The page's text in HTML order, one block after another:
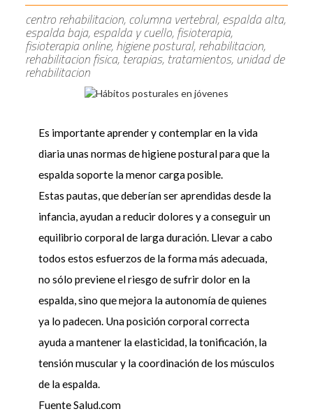
centro rehabilitacion, columna vertebral, espalda alta,
espalda baja, espalda y cuello, fisioterapia,
fisioterapia online, higiene postural, rehabilitacion,
rehabilitacion fisica, terapias, tratamientos, unidad de
rehabilitacion
Es importante aprender y contemplar en la vida
diaria unas normas de higiene postural para que la
espalda soporte la menor carga posible.
Estas pautas, que deberían ser aprendidas desde la
infancia, ayudan a reducir dolores y a conseguir un
equilibrio corporal de larga duración. Llevar a cabo
todos estos esfuerzos de la forma más adecuada,
no sólo previene el riesgo de sufrir dolor en la
espalda, sino que mejora la autonomía de quienes
ya lo padecen. Una posición corporal correcta
ayuda a mantener la elasticidad, la tonificación, la
tensión muscular y la coordinación de los músculos
de la espalda.
Fuente Salud.com